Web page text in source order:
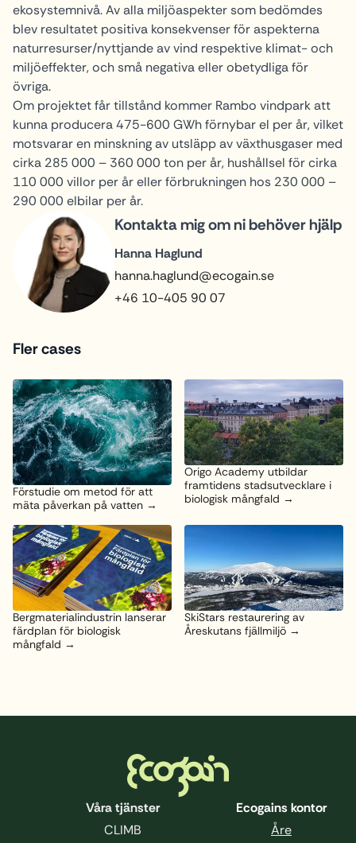
ekosystemnivå. Av alla miljöaspekter som bedömdes
blev resultatet positiva konsekvenser för aspekterna
naturresurser/nyttjande av vind respektive klimat- och
miljöeffekter, och små negativa eller obetydliga för
övriga.
Om projektet får tillstånd kommer Rambo vindpark att
kunna producera 475-600 GWh förnybar el per år, vilket
motsvarar en minskning av utsläpp av växthusgaser med
cirka 285 000 – 360 000 ton per år, hushållsel för cirka
110 000 villor per år eller förbrukningen hos 230 000 –
290 000 elbilar per år.
Kontakta mig om ni behöver hjälp
Hanna Haglund
hanna.haglund@ecogain.se
+46 10-405 90 07
Fler cases
Förstudie om metod för att
mäta påverkan på vatten
Origo Academy utbildar
framtidens stadsutvecklare i
biologisk mångfald
Bergmaterialindustrin lanserar
färdplan för biologisk
mångfald
SkiStars restaurering av
Åreskutans fjällmiljö
Våra tjänster
CLIMB
Ecogains kontor
Åre